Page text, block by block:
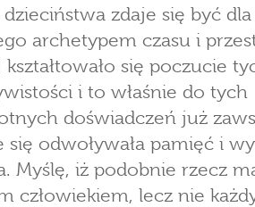
dzieciństwa zdaje się być dla
archetypem czasu i
się poczucie
i to właśnie do tych
doświadczeń już
się odwoływała pamięć i
Myślę, iż podobnie rzecz
człowiekiem, lecz nie